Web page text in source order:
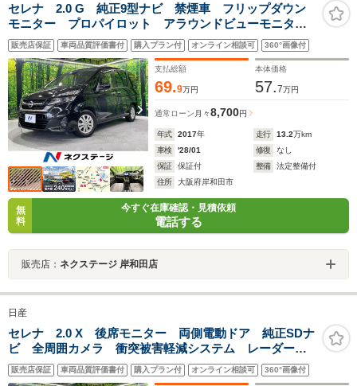
セレナ 2.0 G 純正9型ナビ 禁煙車 フリップダウン
モニター プロパイロット アラウンドビューモニタ
ー デジタルインナーミラー ETC ドライブレコーダ
ー 両側パワースライドドア エマージェンシーブレ
ーキ
販売店保証 車両品質評価書付 購入プラン付 オンライン相談可 360°画像付
支払総額
69.9万円
本体価格
57.7万円
通常ローン 月々8,700円
年式 2017年 走行 13.2万km
車検
'28/01 修復
なし
保証
保証付 整備
法定整備付
住所
大阪府岸和田市
無
料
今すぐ在庫確認・見積依頼
電話する
販売店： ネクステージ 岸和田店
日産
セレナ 2.0 X 後席モニター 両側電動ドア 純正SDナ
ビ 全周囲カメラ 衝突被害軽減システム レーダーク
ルーズ 禁煙車 ドラレコ コーナーセンサー スマー
トキー LEDヘッド ETC オートハイビーム
販売店保証 車両品質評価書付 購入プラン付 オンライン相談可 360°画像付